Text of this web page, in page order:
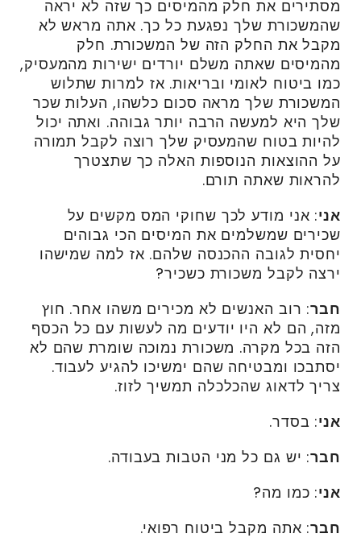
מסתירים את חלק מהמיסים כך שזה לא יראה
שהמשכורת שלך נפגעת כל כך. אתה מראש לא
מקבל את החלק הזה של המשכורת. חלק
מהמיסים שאתה משלם יורדים ישירות מהמעסיק,
כמו ביטוח לאומי ובריאות. אז למרות שתלוש
המשכורת שלך מראה סכום כלשהו, העלות שכר
שלך היא למעשה הרבה יותר גבוהה. ואתה יכול
להיות בטוח שהמעסיק שלך רוצה לקבל תמורה
על ההוצאות הנוספות האלה כך שתצטרך
להראות שאתה תורם.
אני: אני מודע לכך שחוקי המס מקשים על
שכירים שמשלמים את המיסים הכי גבוהים
יחסית לגובה ההכנסה שלהם. אז למה שמישהו
ירצה לקבל משכורת כשכיר?
חבר: רוב האנשים לא מכירים משהו אחר. חוץ
מזה, הם לא היו יודעים מה לעשות עם כל הכסף
הזה בכל מקרה. משכורת נמוכה שומרת שהם לא
יסתבכו ומבטיחה שהם ימשיכו להגיע לעבוד.
צריך לדאוג שהכלכלה תמשיך לזוז.
אני: בסדר.
חבר: יש גם כל מני הטבות בעבודה.
אני: כמו מה?
חבר: אתה מקבל ביטוח רפואי.